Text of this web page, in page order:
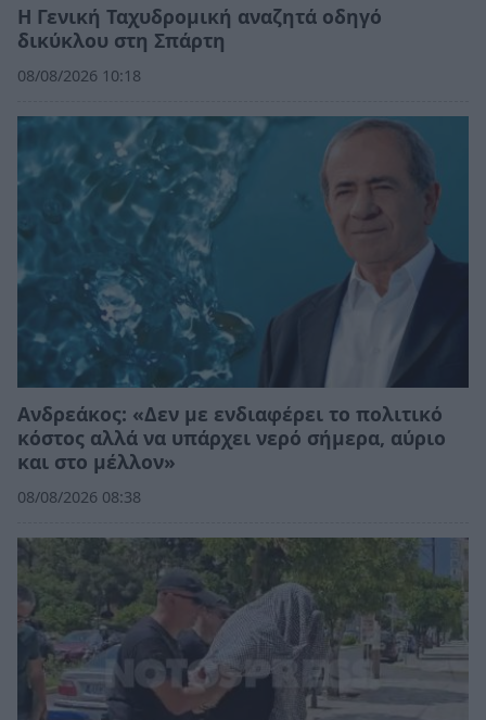
Η Γενική Ταχυδρομική αναζητά οδηγό
δικύκλου στη Σπάρτη
08/08/2026 10:18
Ανδρεάκος: «Δεν με ενδιαφέρει το πολιτικό
κόστος αλλά να υπάρχει νερό σήμερα, αύριο
και στο μέλλον»
08/08/2026 08:38